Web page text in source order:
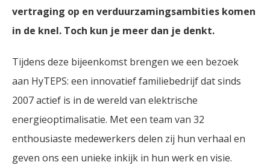
vertraging op en verduurzamingsambities komen
in de knel. Toch kun je meer dan je denkt.
Tijdens deze bijeenkomst brengen we een bezoek
aan HyTEPS: een innovatief familiebedrijf dat sinds
2007 actief is in de wereld van elektrische
energieoptimalisatie. Met een team van 32
enthousiaste medewerkers delen zij hun verhaal en
geven ons een unieke inkijk in hun werk en visie.